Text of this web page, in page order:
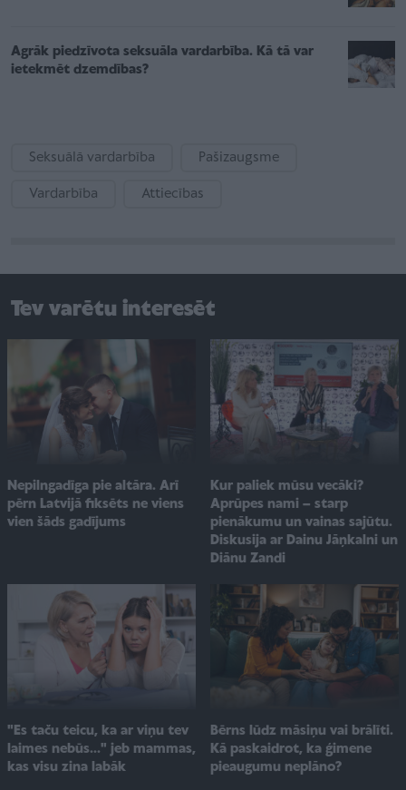
Agrāk piedzīvota seksuāla vardarbība. Kā tā var
ietekmēt dzemdības?
Seksuālā vardarbība Pašizaugsme
Vardarbība Attiecības
Tev varētu interesēt
Nepilngadīga pie altāra. Arī
pērn Latvijā fiksēts ne viens
vien šāds gadījums
Kur paliek mūsu vecāki?
Aprūpes nami – starp
pienākumu un vainas sajūtu.
Diskusija ar Dainu Jāņkalni un
Diānu Zandi
"Es taču teicu, ka ar viņu tev
laimes nebūs..." jeb mammas,
kas visu zina labāk
Bērns lūdz māsiņu vai brālīti.
Kā paskaidrot, ka ģimene
pieaugumu neplāno?